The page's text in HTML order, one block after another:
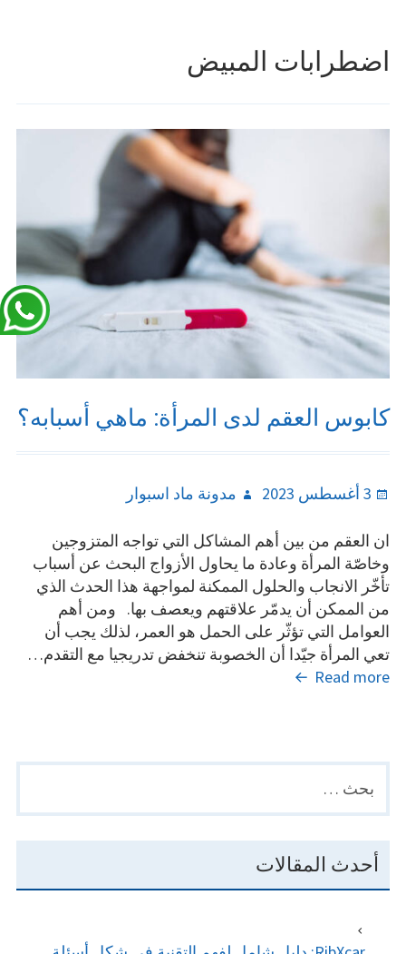
اضطرابات المبيض
كابوس العقم لدى المرأة: ماهي أسبابه؟
Posted
3 أغسطس 2023 Author
مدونة ماد اسبوار
ان العقم من بين أهم المشاكل التي تواجه المتزوجين
وخاصّة المرأة وعادة ما يحاول الأزواج البحث عن أسباب
تأخّر الانجاب والحلول الممكنة لمواجهة هذا الحدث الذي
من الممكن أن يدمّر علاقتهم ويعصف بها. ومن أهم
العوامل التي تؤثّر على الحمل هو العمر، لذلك يجب أن
تعي المرأة جيّدا أن الخصوبة تنخفض تدريجيا مع التقدم…
Read more كابوس
ماهي
SIDEBAR
البحث
عن:
أحدث المقالات